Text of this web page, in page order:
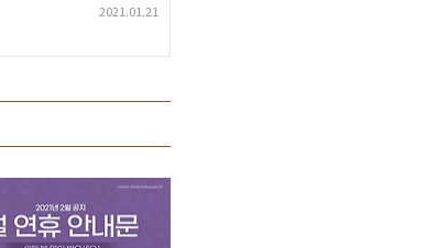
2021.01.21